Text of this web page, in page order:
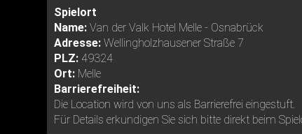
Spielort
Name:Van der Valk Hotel Melle - Osnabrück
Adresse:Wellingholzhausener Straße 7
PLZ: 49324
Ort: Melle
Barrierefreiheit:
Die Location wird von uns als Barrierefrei eingestuft.
Für Details erkundigen Sie sich bitte direkt beim